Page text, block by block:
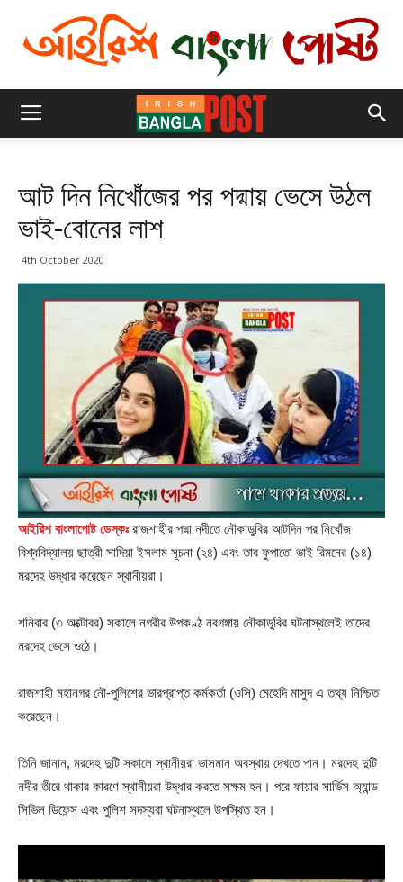
আট দিন নিখোঁজের পর পদ্মায় ভেসে উঠল
ভাই-বোনের লাশ
4th October 2020
আইরিশ বাংলাপোষ্ট ডেস্কঃ রাজশাহীর পদ্মা নদীতে নৌকাডুবির আটদিন পর নিখোঁজ
বিশ্ববিদ্যালয় ছাত্রী সাদিয়া ইসলাম সূচনা (২৪) এবং তার ফুপাতো ভাই রিমনের (১৪)
মরদেহ উদ্ধার করেছেন স্থানীয়রা।
শনিবার (৩ অক্টোবর) সকালে নগরীর উপকণ্ঠ নবগঙ্গায় নৌকাডুবির ঘটনাস্থলেই তাদের
মরদেহ ভেসে ওঠে।
রাজশাহী মহানগর নৌ-পুলিশের ভারপ্রাপ্ত কর্মকর্তা (ওসি) মেহেদি মাসুদ এ তথ্য নিশ্চিত
করেছেন।
তিনি জানান, মরদেহ দুটি সকালে স্থানীয়রা ভাসমান অবস্থায় দেখতে পান। মরদেহ দুটি
নদীর তীরে থাকার কারণে স্থানীয়রা উদ্ধার করতে সক্ষম হন। পরে ফায়ার সার্ভিস অ্যান্ড
সিভিল ডিফেন্স এবং পুলিশ সদস্যরা ঘটনাস্থলে উপস্থিত হন।